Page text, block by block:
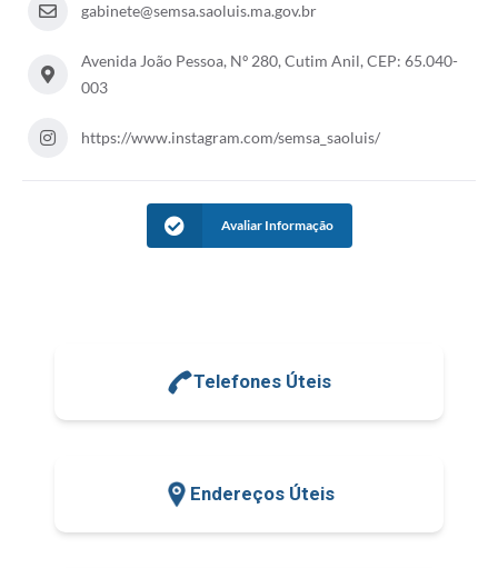
gabinete@semsa.saoluis.ma.gov.br
Avenida João Pessoa, Nº 280, Cutim Anil, CEP: 65.040-
003
https://www.instagram.com/semsa_saoluis/
Avaliar Informação
Telefones Úteis
Endereços Úteis